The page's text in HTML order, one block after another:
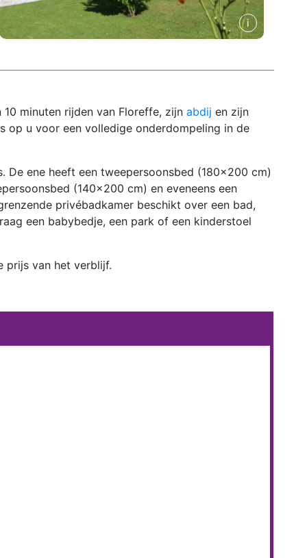
minuten rijden van Floreffe, zijn abdij en zijn
op u voor een volledige onderdompeling in de
ene heeft een tweepersoonsbed (180x200 cm)
(140x200 cm) en eveneens een
privébadkamer beschikt over een bad,
een babybedje, een park of een kinderstoel
prijs van het verblijf.